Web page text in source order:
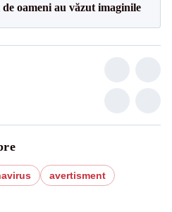
oameni au văzut imaginile
avertisment